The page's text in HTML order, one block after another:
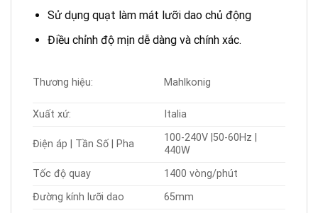
Sử dụng quạt làm mát lưỡi dao chủ động
Điều chỉnh độ mịn dễ dàng và chính xác.
Thương hiệu: Mahlkonig
Xuất xứ: Italia
Điện áp | Tần Số | Pha
100-240V |50-60Hz |
440W
Tốc độ quay
1400 vòng/phút
Đường kính lưỡi dao
65mm